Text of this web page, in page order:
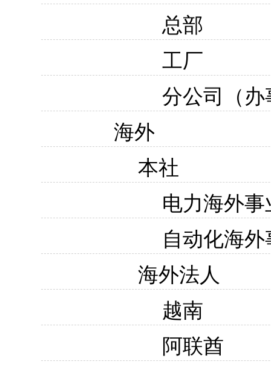
总部
工厂
分公司（办
海外
本社
电力海外事
自动化海外
海外法人
越南
阿联酋